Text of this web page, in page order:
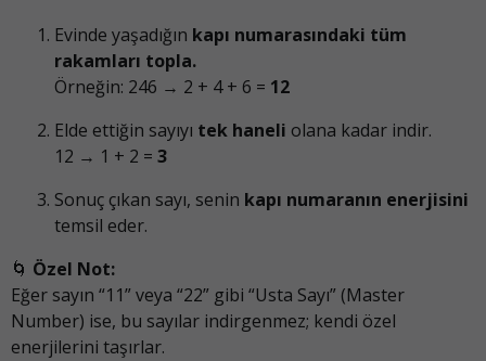
Evinde yaşadığın kapı numarasındaki tüm
rakamları topla.
Örneğin: 246 → 2 + 4 + 6 = 12
Elde ettiğin sayıyı tek haneli olana kadar indir.
12 → 1 + 2 = 3
Sonuç çıkan sayı, senin kapı numaranın enerjisini
temsil eder.
🌀 Özel Not:
Eğer sayın “11” veya “22” gibi “Usta Sayı” (Master
Number) ise, bu sayılar indirgenmez; kendi özel
enerjilerini taşırlar.